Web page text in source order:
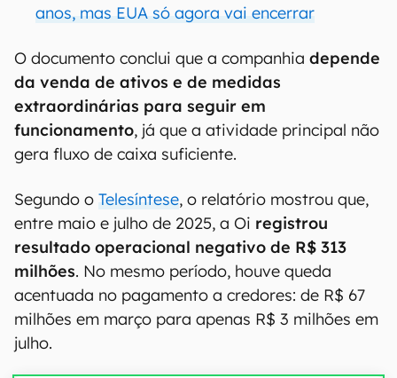
anos, mas EUA só agora vai encerrar
O documento conclui que a companhia depende
da venda de ativos e de medidas
extraordinárias para seguir em
funcionamento, já que a atividade principal não
gera fluxo de caixa suficiente.
Segundo o Telesíntese, o relatório mostrou que,
entre maio e julho de 2025, a Oi registrou
resultado operacional negativo de R$ 313
milhões. No mesmo período, houve queda
acentuada no pagamento a credores: de R$ 67
milhões em março para apenas R$ 3 milhões em
julho.